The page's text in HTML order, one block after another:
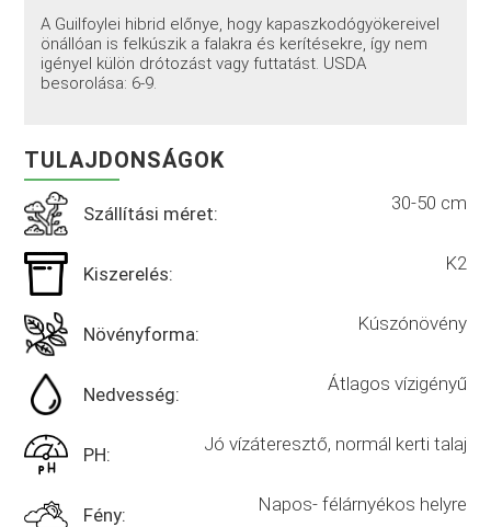
A Guilfoylei hibrid előnye, hogy kapaszkodógyökereivel
önállóan is felkúszik a falakra és kerítésekre, így nem
igényel külön drótozást vagy futtatást. USDA
besorolása: 6-9.
TULAJDONSÁGOK
Szállítási méret: 30-50 cm
Kiszerelés: K2
Növényforma: Kúszónövény
Nedvesség: Átlagos vízigényű
PH: Jó vízáteresztő, normál kerti talaj
Fény: Napos- félárnyékos helyre